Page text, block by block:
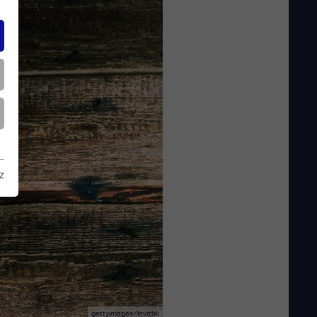
gettyimages/invizbk